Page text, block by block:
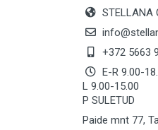
SOOJUSTUS
KEEMIA (220)
TÖÖRIIDED
SAUN (8)
STELLANA
+372 5663
E-R 9.00-
L 9.00-15.00
P SULETUD
Paide mnt 77,